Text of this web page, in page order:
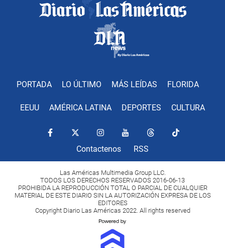
PORTADA LO ÚLTIMO MÁS LEÍDAS FLORIDA
EEUU AMÉRICA LATINA DEPORTES CULTURA
Contactenos RSS
Las Américas Multimedia Group LLC.
TODOS LOS DERECHOS RESERVADOS 2016-06-13
PROHIBIDA LA REPRODUCCIÓN TOTAL O PARCIAL DE CUALQUIER
MATERIAL DE ESTE DIARIO SIN LA AUTORIZACIÓN EXPRESA DE LOS
EDITORES
Copyright Diario Las Américas 2022. All rights reserved